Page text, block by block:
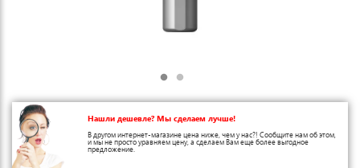
Нашли дешевле? Мы сделаем лучше!
В другом интернет-магазине цена ниже, чем у нас?! Сообщите нам об этом,
и мы не просто уравняем цену, а сделаем Вам еще более выгодное
предложение.